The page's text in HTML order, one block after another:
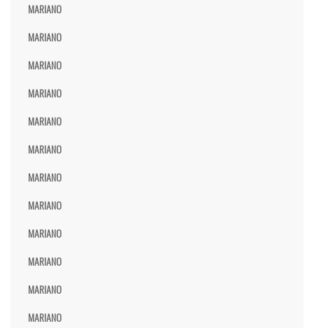
MARIANO
MARIANO
MARIANO
MARIANO
MARIANO
MARIANO
MARIANO
MARIANO
MARIANO
MARIANO
MARIANO
MARIANO